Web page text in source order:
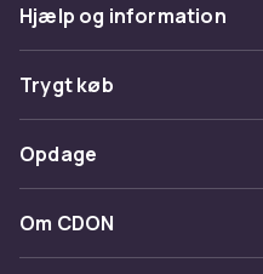
greb mod underlaget
møbler ufrivilligt glider
møbelklosser et godt
vaegten jaevnt og
Hjælp og information
Ofte stillede spørgsmål
Spor pakke
Fortryd & returner her
Kontakt os
Trygt køb
Betaling
Levering
Opdage
Kategorier
Maerke
Om CDON